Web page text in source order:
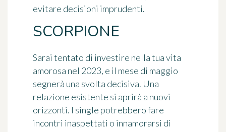
evitare decisioni imprudenti.
SCORPIONE
Sarai tentato di investire nella tua vita
amorosa nel 2023, e il mese di maggio
segnerà una svolta decisiva. Una
relazione esistente si aprirà a nuovi
orizzonti. I single potrebbero fare
incontri inaspettati o innamorarsi di